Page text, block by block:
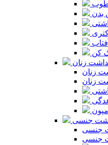
بدن
کن
زنان
زنان
زنان
جنسی
جنسی
جنسی